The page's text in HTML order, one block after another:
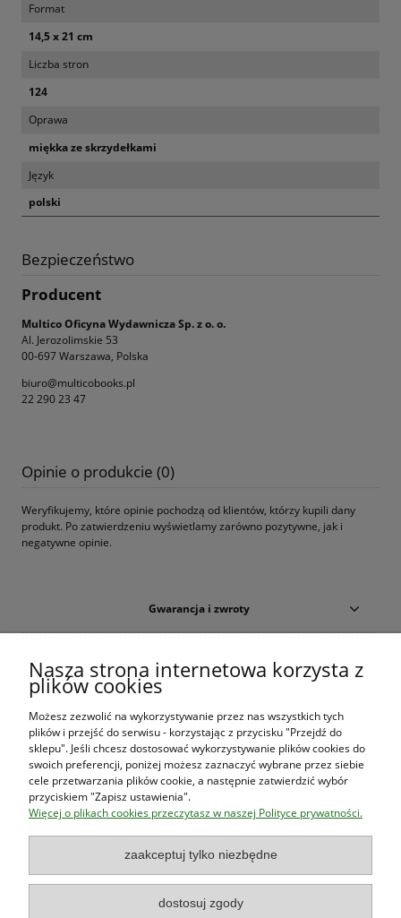
Format
14,5 x 21 cm
Liczba stron
124
Oprawa
miękka ze skrzydełkami
Język
polski
Bezpieczeństwo
Producent
Multico Oficyna Wydawnicza Sp. z o. o.
Al. Jerozolimskie 53
00-697 Warszawa, Polska
biuro@multicobooks.pl
22 290 23 47
Opinie o produkcie (0)
Weryfikujemy, które opinie pochodzą od klientów, którzy kupili dany
produkt. Po zatwierdzeniu wyświetlamy zarówno pozytywne, jak i
negatywne opinie.
Gwarancja i zwroty
O firmie
Księgarnia Las Książek www.lasksiazek.pl| Aleje Jerozolimskie
53 (p. 2, lok. 212)| 00-697 Warszawa | 22 290 23 47 | Serdecznie
zapraszamy!
jest czynna od poniedziałku do piątku w godzinach
- 16:00
Nasza strona internetowa korzysta z
plików cookies
Możesz zezwolić na wykorzystywanie przez nas wszystkich tych
plików i przejść do serwisu - korzystając z przycisku "Przejdź do
sklepu". Jeśli chcesz dostosować wykorzystywanie plików cookies do
swoich preferencji, poniżej możesz zaznaczyć wybrane przez siebie
cele przetwarzania plików cookie, a następnie zatwierdzić wybór
przyciskiem "Zapisz ustawienia".
Więcej o plikach cookies przeczytasz w naszej Polityce prywatności.
zaakceptuj tylko niezbędne
dostosuj zgody